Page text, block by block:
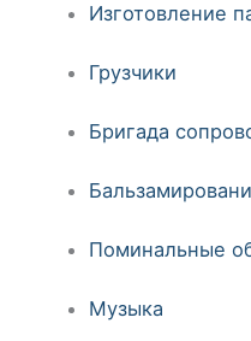
Изготовление
Грузчики
Бригада
Поминальные
Музыка